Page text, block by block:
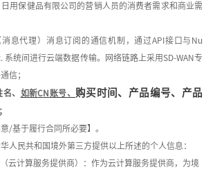
用保健品有限公司的营销人员的消费者需求和商业需
消息代理）消息订阅的通信机制，通过 API接口与 Nu
系统间进行云端数据传输。网络链路上采用 SD-WAN专
信；
名、 如新CN 账号、
购买时间、产品编号、产品
；
/基于履行合同所必要】。
人民共和国境外第三方提供以上所述的个人信息：
云计算服务提供商）：作为云计算服务提供商，为境